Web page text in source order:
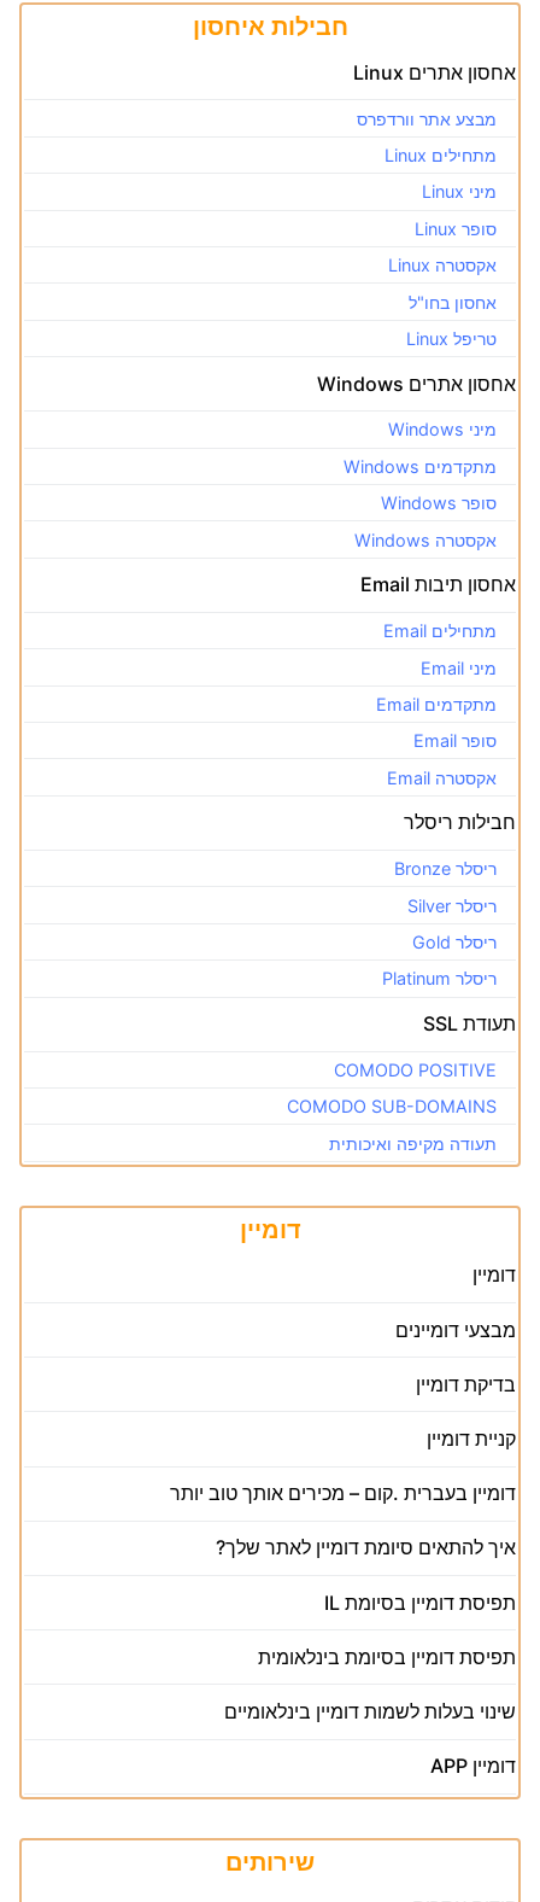
חבילות איחסון
אחסון אתרים Linux
מבצע אתר וורדפרס
מתחילים Linux
מיני Linux
סופר Linux
אקסטרה Linux
אחסון בחו"ל
טריפל Linux
אחסון אתרים Windows
מיני Windows
מתקדמים Windows
סופר Windows
אקסטרה Windows
אחסון תיבות Email
מתחילים Email
מיני Email
מתקדמים Email
סופר Email
אקסטרה Email
חבילות ריסלר
ריסלר Bronze
ריסלר Silver
ריסלר Gold
ריסלר Platinum
תעודת SSL
COMODO POSITIVE
COMODO SUB-DOMAINS
תעודה מקיפה ואיכותית
דומיין
דומיין
מבצעי דומיינים
בדיקת דומיין
קניית דומיין
דומיין בעברית .קום – מכירים אותך טוב יותר
איך להתאים סיומת דומיין לאתר שלך?
תפיסת דומיין בסיומת IL
תפיסת דומיין בסיומת בינלאומית
שינוי בעלות לשמות דומיין בינלאומיים
דומיין APP
שירותים